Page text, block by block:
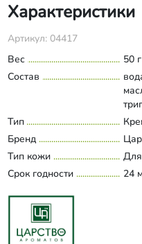
Характеристики
Артикул: 04417
Вес
50 г
Состав
Тип
Бренд
Тип кожи
Срок годности
24